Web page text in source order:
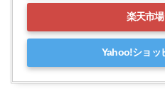
楽天市
Yahoo!ショッ